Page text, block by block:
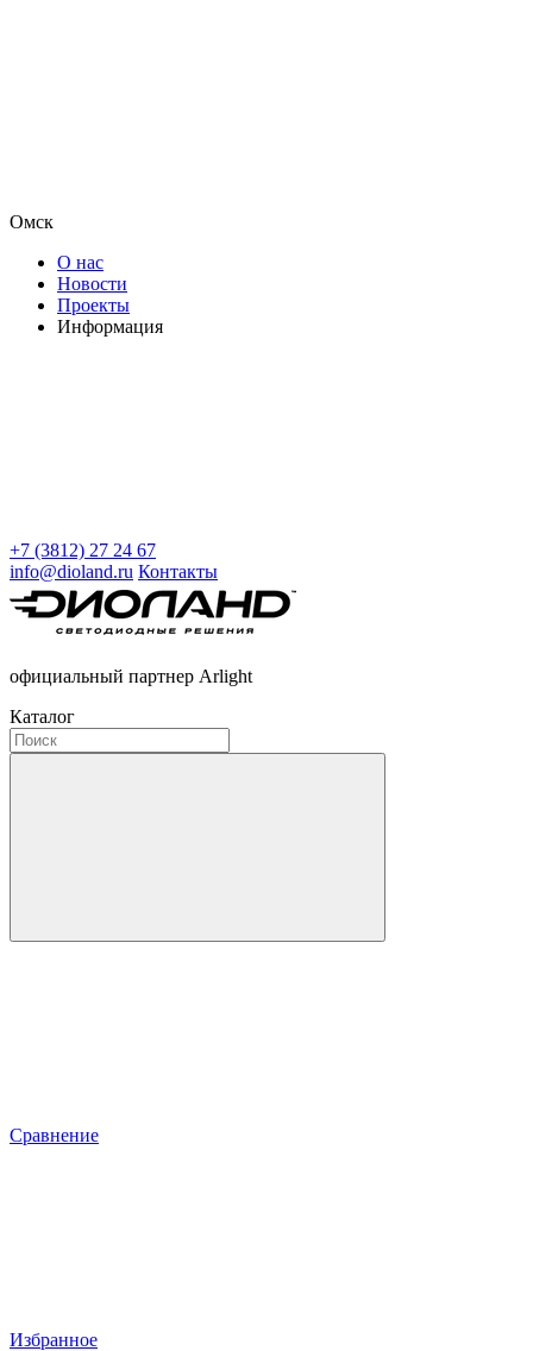
Омск
О нас
Новости
Проекты
Информация
+7 (3812) 27 24 67
info@dioland.ru Контакты
официальный партнер Arlight
Каталог
Сравнение
Избранное